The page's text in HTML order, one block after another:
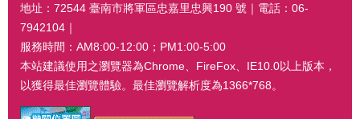
地址：72544 臺南市將軍區忠嘉里忠興190 號｜電話：06-
7942104｜
服務時間：AM8:00-12:00；PM1:00-5:00
本站建議使用之瀏覽器為Chrome、FireFox、IE10.0以上版本，
以獲得最佳瀏覽體驗。最佳瀏覽解析度為1366*768。